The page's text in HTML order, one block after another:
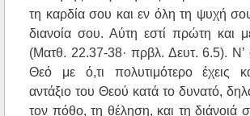
τη καρδία σου και εν όλη τη ψυχή
διανοία σου. Αύτη εστί πρώτη και
(Ματθ. 22.37-38· πρβλ. Δευτ. 6.5). Ν’
Θεό με ό,τι πολυτιμότερο έχεις
αντάξιο του Θεού κατά το δυνατό,
τον πόθο, τη θέληση, και τη διάνοιά